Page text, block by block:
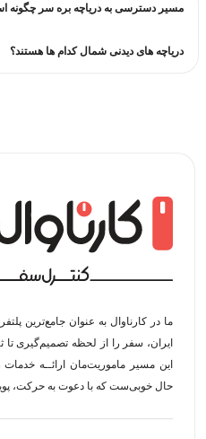
مسیر دسترسی به دریاچه بره سر چگونه
دریاچه های دیدنی شمال کدام ها هستند؟
ما در کارناوال به عنوان جامع‌ترین
ایران، سفر را از لحظه‌ تصمیم‌گیری تا
این مسیر‍ ماموریت‌مان اراﺋــﻪ
حال خوبی‌ست که با دعوت به حرکت،